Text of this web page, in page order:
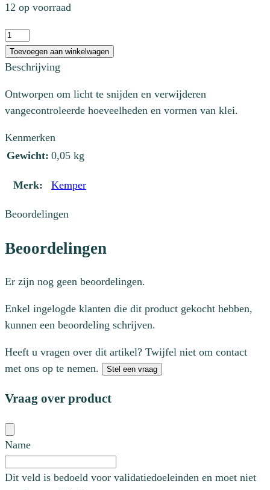
12 op voorraad
Draadmirette
15
cm
Toevoegen aan winkelwagen
Beschrijving
Ontworpen om licht te snijden en verwijderen
vangecontroleerde hoeveelheden en vormen van klei.
Kenmerken
Gewicht: 0,05 kg
Merk: Kemper
Beoordelingen
Beoordelingen
Er zijn nog geen beoordelingen.
Enkel ingelogde klanten die dit product gekocht hebben,
kunnen een beoordeling schrijven.
Heeft u vragen over dit artikel? Twijfel niet om contact
met ons op te nemen.
Stel een vraag
Vraag over product
Name
Dit veld is bedoeld voor validatiedoeleinden en moet niet